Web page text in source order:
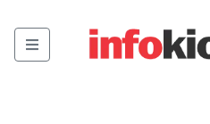
Menu